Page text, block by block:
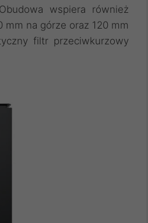
wspiera również
na górze oraz 120 mm
filtr przeciwkurzowy